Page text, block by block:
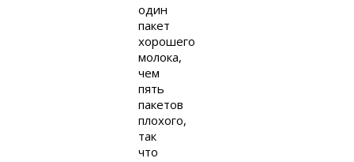
один
пакет
хорошего
молока,
чем
пять
пакетов
плохого,
так
что